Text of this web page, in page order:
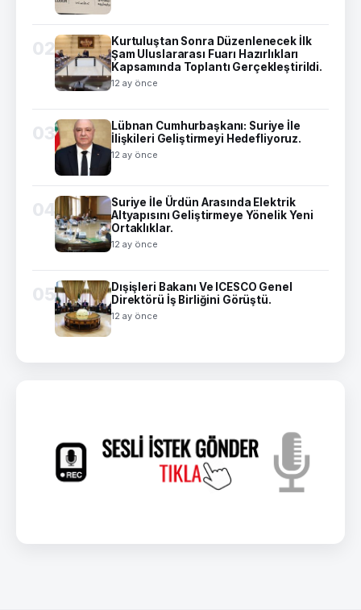
02
Kurtuluştan Sonra Düzenlenecek İlk
Şam Uluslararası Fuarı Hazırlıkları
Kapsamında Toplantı Gerçekleştirildi.
12 ay önce
03
Lübnan Cumhurbaşkanı: Suriye İle
İlişkileri Geliştirmeyi Hedefliyoruz.
12 ay önce
04
Suriye İle Ürdün Arasında Elektrik
Altyapısını Geliştirmeye Yönelik Yeni
Ortaklıklar.
12 ay önce
05
Dışişleri Bakanı Ve ICESCO Genel
Direktörü İş Birliğini Görüştü.
12 ay önce